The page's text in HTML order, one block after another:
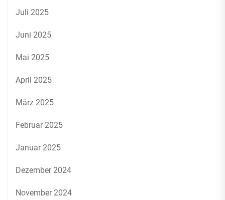
Juli 2025
Juni 2025
Mai 2025
April 2025
März 2025
Februar 2025
Januar 2025
Dezember 2024
November 2024